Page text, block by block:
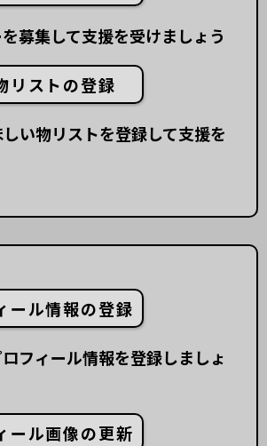
募集して支援を受けましょう
リストの登録
い物リストを登録して支援を
ール情報の登録
フィール情報を登録しましょ
ール画像の更新